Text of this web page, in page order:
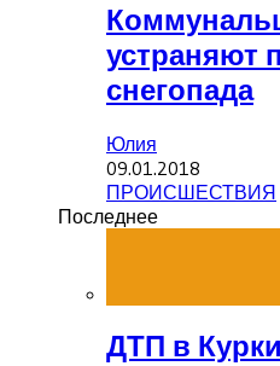
устраняют
снегопада
Юлия
09.01.2018
ПРОИСШЕСТВИЯ
Последнее
ДТП в